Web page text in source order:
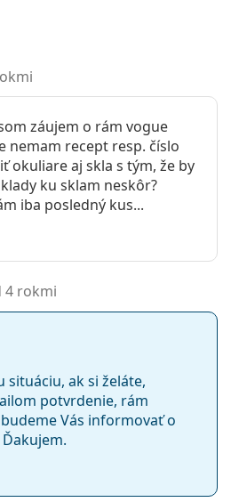
Pred použitím si
280 51
záujem o rám vogue
nemam recept resp. číslo
okuliare aj skla s tým, že by
ku sklam neskôr?
iba posledný kus...
4 rokmi
situáciu, ak si želáte,
potvrdenie, rám
Vás informovať o